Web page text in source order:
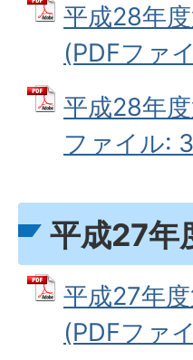
平成28年
(PDFファ
平成28年
ファイル:
平成27年
平成27年
(PDFファ